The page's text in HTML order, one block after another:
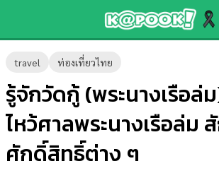
travel ท่องเที่ยวไทย
รู้จักวัดกู้ (พระนางเรือล่
ไหว้ศาลพระนางเรือล่ม
ศักดิ์สิทธิ์ต่าง ๆ
ข่าว-
ความ
รู้
ข่าว